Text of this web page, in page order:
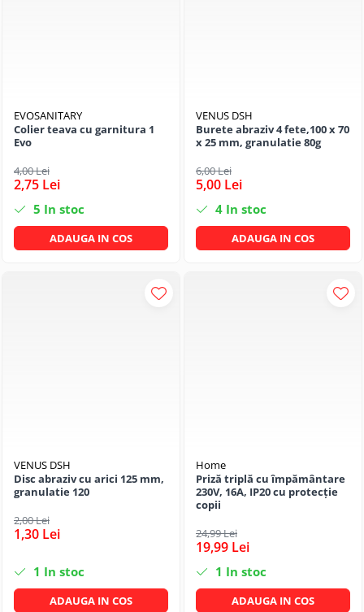
EVOSANITARY
Colier teava cu garnitura 1
Evo
4,00 Lei
2,75 Lei
5 In stoc
ADAUGA IN COS
VENUS DSH
Burete abraziv 4 fete,100 x 70
x 25 mm, granulatie 80g
6,00 Lei
5,00 Lei
4 In stoc
ADAUGA IN COS
VENUS DSH
Disc abraziv cu arici 125 mm,
granulatie 120
2,00 Lei
1,30 Lei
1 In stoc
ADAUGA IN COS
Home
Priză triplă cu împământare
230V, 16A, IP20 cu protecție
copii
24,99 Lei
19,99 Lei
1 In stoc
ADAUGA IN COS